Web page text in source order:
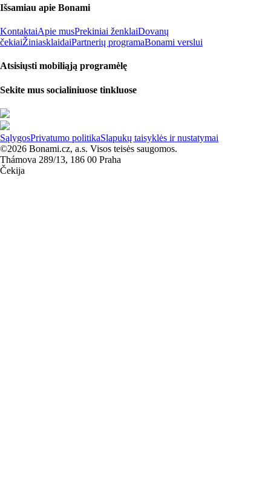
Išsamiau apie Bonami
KontaktaiApie musPrekiniai ženklaiDovanų
čekiaiŽiniasklaidaiPartnerių programaBonami verslui
Atsisiųsti mobiliąją programėlę
Sekite mus socialiniuose tinkluose
SąlygosPrivatumo politikaSlapukų taisyklės ir nustatymai
©2026 Bonami.cz, a.s. Visos teisės saugomos.
Thámova 289/13, 186 00 Praha
Čekija